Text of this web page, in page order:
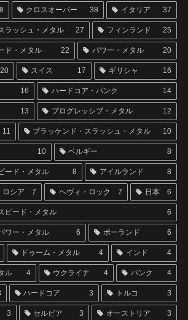
クロスオーバー 38 イタリア 37
ラッシュ・メタル 27 フィンランド 25
ド・メタル 22 パワー・メタル 20
20 スイス 17 ギリシャ 16
16 ハードコア・パンク 14
13 プログレッシブ・メタル 12
11 ブラッケンド・スラッシュ・メタル 10
10 ベルギー 8
ード・メタル 8 アイルランド 8
ロシア 7 ヘヴィ・ロック 7 日本 6
ピード・メタル 6
ワー・メタル 6 ポーランド 6
ドゥーム・メタル 4 インド 4
ル 4 ウクライナ 4 パンク 4
ハードコア 3 トルコ 3
3 セルビア 3 オーストリア 3